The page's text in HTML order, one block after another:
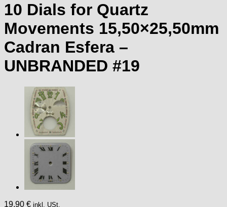
10 Dials for Quartz
Movements 15,50×25,50mm
Cadran Esfera –
UNBRANDED #19
19,90 € inkl. USt.